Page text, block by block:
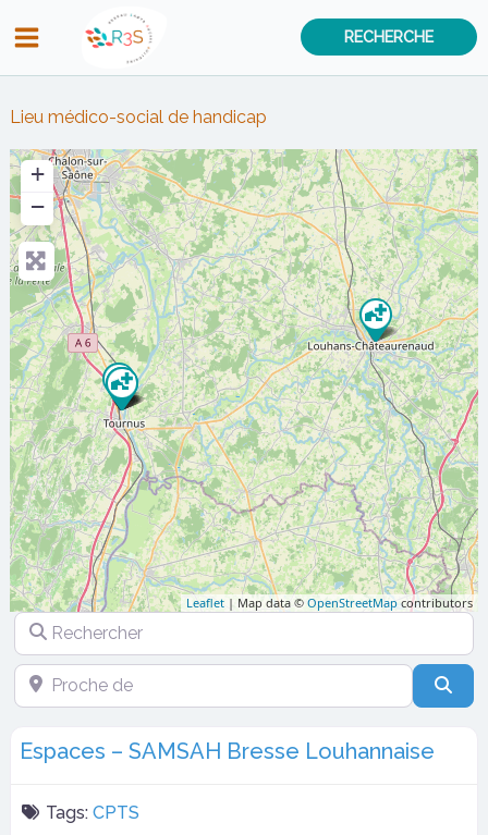
au
contenu
RECHERCHE
Lieu médico-social de handicap
+
−
Leaflet | Map data ©OpenStreetMap contributors
Rechercher
Proche de
Espaces – SAMSAH Bresse Louhannaise
Tags: CPTS